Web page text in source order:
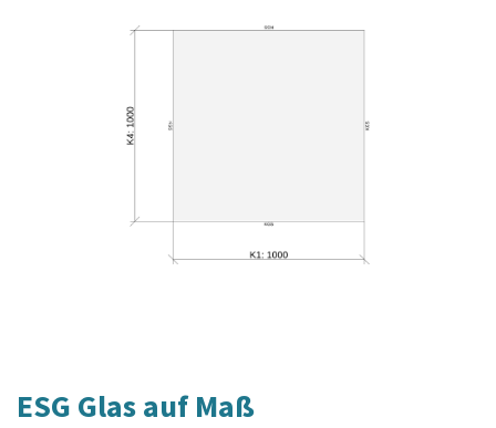
ESG Glas auf Maß